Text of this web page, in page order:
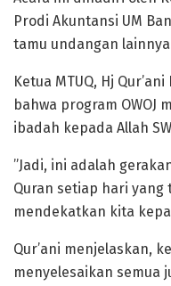
Prodi Akuntansi UM
tamu undangan
Ketua MTUQ, Hj
bahwa program OWOJ
ibadah kepada Allah
”Jadi, ini adalah
Quran setiap hari
mendekatkan kita
Qur’ani menjelaskan,
menyelesaikan semua